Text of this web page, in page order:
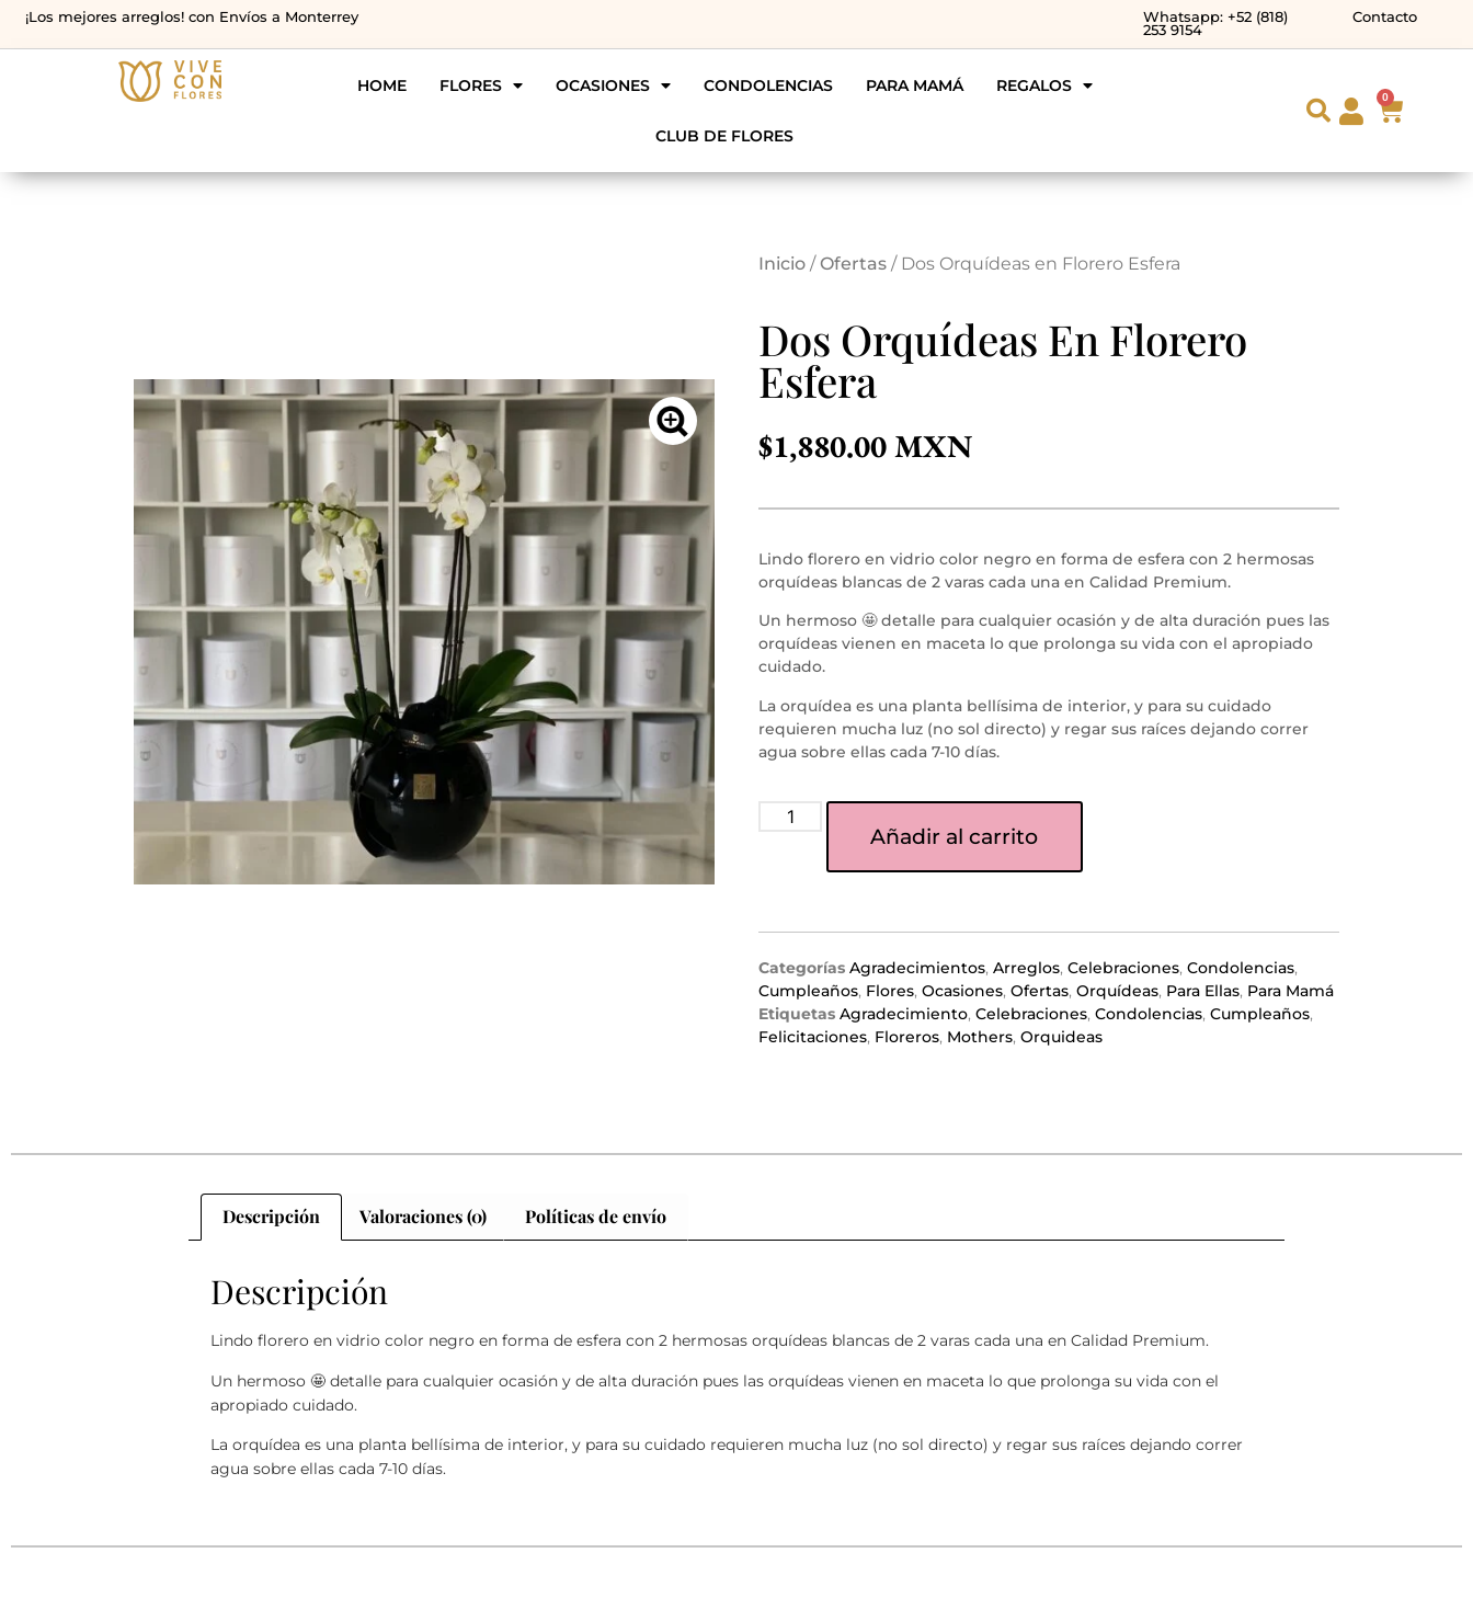
¡Los mejores arreglos! con Envíos a Monterrey
Whatsapp: +52 (818)
253 9154
Contacto
HOME FLORES OCASIONES CONDOLENCIAS PARA MAMÁ REGALOS
CLUB DE FLORES
0
Inicio /Ofertas / Dos Orquídeas en Florero Esfera
Dos Orquídeas En Florero
Esfera
$1,880.00
Lindo florero en vidrio color negro en forma de esfera con 2 hermosas
orquídeas blancas de 2 varas cada una en Calidad Premium.
Un hermoso 🤩 detalle para cualquier ocasión y de alta duración pues las
orquídeas vienen en maceta lo que prolonga su vida con el apropiado
cuidado.
La orquídea es una planta bellísima de interior, y para su cuidado
requieren mucha luz (no sol directo) y regar sus raíces dejando correr
agua sobre ellas cada 7-10 días.
Añadir al carrito
Categorías Agradecimientos, Arreglos, Celebraciones, Condolencias,
Cumpleaños, Flores, Ocasiones, Ofertas, Orquídeas, Para Ellas, Para Mamá
Etiquetas Agradecimiento, Celebraciones, Condolencias, Cumpleaños,
Felicitaciones, Floreros, Mothers, Orquideas
Descripción Valoraciones (0) Políticas de envío
Descripción
Lindo florero en vidrio color negro en forma de esfera con 2 hermosas orquídeas blancas de 2 varas cada una en Calidad Premium.
Un hermoso 🤩 detalle para cualquier ocasión y de alta duración pues las orquídeas vienen en maceta lo que prolonga su vida con el
apropiado cuidado.
La orquídea es una planta bellísima de interior, y para su cuidado requieren mucha luz (no sol directo) y regar sus raíces dejando correr
agua sobre ellas cada 7-10 días.